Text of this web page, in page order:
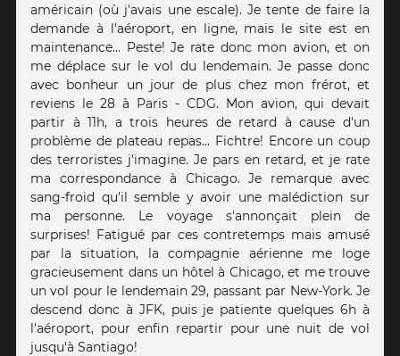
américain (où j'avais une escale). Je tente de faire la
demande à l'aéroport, en ligne, mais le site est en
maintenance... Peste! Je rate donc mon avion, et on
me déplace sur le vol du lendemain. Je passe donc
avec bonheur un jour de plus chez mon frérot, et
reviens le 28 à Paris - CDG. Mon avion, qui devait
partir à 11h, a trois heures de retard à cause d'un
problème de plateau repas... Fichtre! Encore un coup
des terroristes j'imagine. Je pars en retard, et je rate
ma correspondance à Chicago. Je remarque avec
sang-froid qu'il semble y avoir une malédiction sur
ma personne. Le voyage s'annonçait plein de
surprises! Fatigué par ces contretemps mais amusé
par la situation, la compagnie aérienne me loge
gracieusement dans un hôtel à Chicago, et me trouve
un vol pour le lendemain 29, passant par New-York. Je
descend donc à JFK, puis je patiente quelques 6h à
l'aéroport, pour enfin repartir pour une nuit de vol
jusqu'à Santiago!